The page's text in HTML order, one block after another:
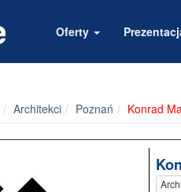
Oferty
Architekci Poznań Konrad